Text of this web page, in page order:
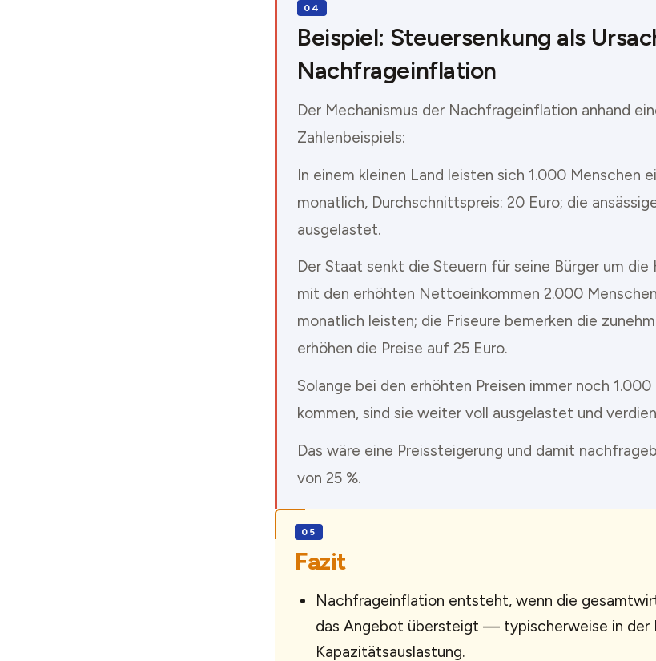
Beispiel: Steuersenkung als
Nachfrageinflation
Der Mechanismus der Nachfrageinflation anhand
Zahlenbeispiels:
In einem kleinen Land leisten sich 1.000 Menschen
monatlich, Durchschnittspreis: 20 Euro; die
ausgelastet.
Der Staat senkt die Steuern für seine Bürger um
mit den erhöhten Nettoeinkommen 2.000
monatlich leisten; die Friseure bemerken die
erhöhen die Preise auf 25 Euro.
Solange bei den erhöhten Preisen immer noch
kommen, sind sie weiter voll ausgelastet und
Das wäre eine Preissteigerung und damit
von 25 %.
Fazit
Nachfrageinflation entsteht, wenn die
das Angebot übersteigt — typischerweise in der
Kapazitätsauslastung.